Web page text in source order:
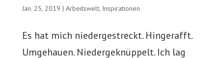
Jan. 25, 2019 | Arbeitswelt, Inspirationen
Es hat mich niedergestreckt. Hingerafft.
Umgehauen. Niedergeknüppelt. Ich lag